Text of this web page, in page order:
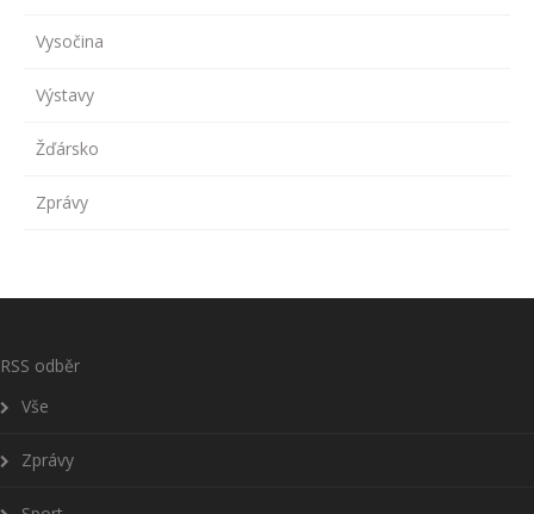
Vysočina
Výstavy
Žďársko
Zprávy
RSS odběr
Vše
Zprávy